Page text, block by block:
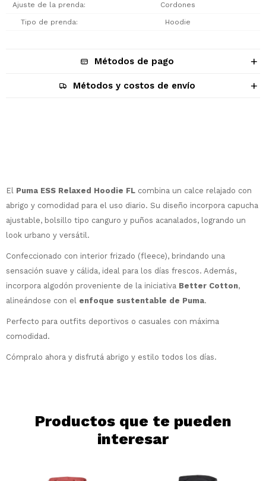
Ajuste de la prenda Cordones
Tipo de prenda Hoodie
Métodos de pago
Métodos y costos de envío
El Puma ESS Relaxed Hoodie FL combina un calce relajado con
abrigo y comodidad para el uso diario. Su diseño incorpora capucha
ajustable, bolsillo tipo canguro y puños acanalados, logrando un
look urbano y versátil.
Confeccionado con interior frizado (fleece), brindando una
sensación suave y cálida, ideal para los días frescos. Además,
incorpora algodón proveniente de la iniciativa Better Cotton,
alineándose con el enfoque sustentable de Puma.
Perfecto para outfits deportivos o casuales con máxima
comodidad.
Cómpralo ahora y disfrutá abrigo y estilo todos los días.
Productos que te pueden
interesar
Comprá ahora y Pagá
Después, hasta en 12
tarjeta de crédito
¡Sumate a la forma más ágil de
en 12 cuotas * ¡Solo con tu cédula!
* sujeto aprobación crediticia.
Verifica si estás calificado para comprar
con Pago Después:
Continuar
Estás calificado para comprar usando Pago
Elegí tus productos preferidos
Parece que no tenes oferta, lamentamos
preguntas@pagodespues.com.uy
¡Algo salió mal!